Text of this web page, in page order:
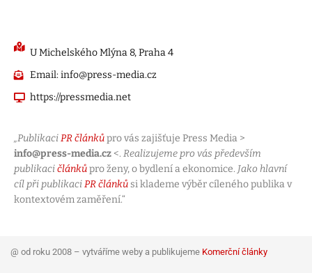
U Michelského Mlýna 8, Praha 4
Email: info@press-media.cz
https://pressmedia.net
„PublikaciPR článkůpro vás zajišťuje Press Media >
info@press-media.cz <. Realizujeme pro vás především
publikacičlánkůpro ženy, o bydlení a ekonomice. Jako hlavní
cíl při publikaciPR článků si klademe výběr cíleného publika v
kontextovém zaměření.“
@ od roku 2008 – vytváříme weby a publikujeme Komerční články